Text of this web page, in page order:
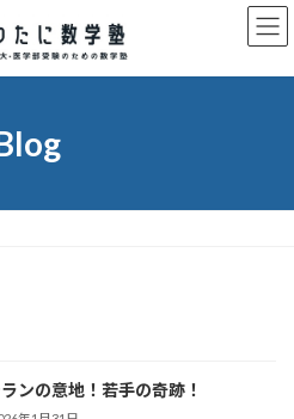
ンの意地！若手の奇跡！